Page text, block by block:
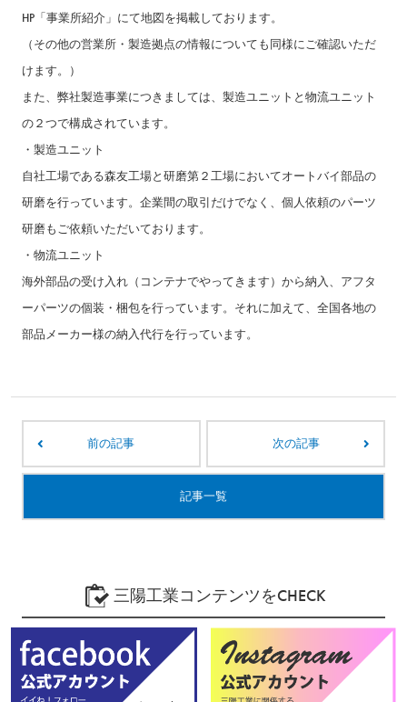
HP「事業所紹介」にて地図を掲載しております。
（その他の営業所・製造拠点の情報についても同様にご確認いただ
けます。）
また、弊社製造事業につきましては、製造ユニットと物流ユニット
の２つで構成されています。
・製造ユニット
自社工場である森友工場と研磨第２工場においてオートバイ部品の
研磨を行っています。企業間の取引だけでなく、個人依頼のパーツ
研磨もご依頼いただいております。
・物流ユニット
海外部品の受け入れ（コンテナでやってきます）から納入、アフタ
ーパーツの個装・梱包を行っています。それに加えて、全国各地の
部品メーカー様の納入代行を行っています。
前の記事 次の記事
記事一覧
三陽工業コンテンツをCHECK